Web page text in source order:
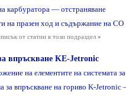
карбуратора — отстраняване
на празен ход и съдържание на CO
от статии в този подраздел »
впръскване KE-Jetronic
на елементите на системата
за впръскване на гориво K-